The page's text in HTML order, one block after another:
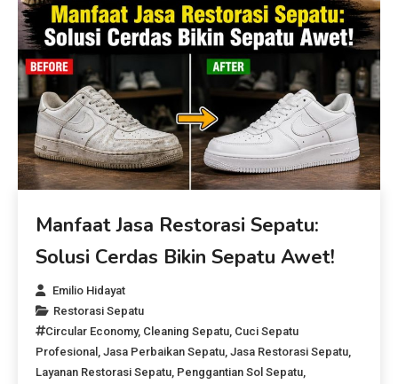
Manfaat Jasa Restorasi Sepatu:
Solusi Cerdas Bikin Sepatu Awet!
Emilio Hidayat
Restorasi Sepatu
Circular Economy, Cleaning Sepatu Cuci Sepatu
Profesional ,Jasa Perbaikan Sepatu ,Jasa Restorasi Sepatu
Layanan Restorasi Sepatu Penggantian Sol Sepatu